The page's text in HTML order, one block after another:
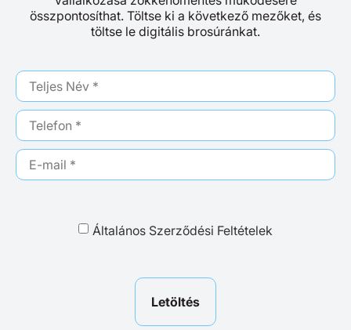
összpontosíthat. Töltse ki a következő mezőket, és
töltse le digitális brosúránkat.
Általános Szerződési Feltételek
Letöltés